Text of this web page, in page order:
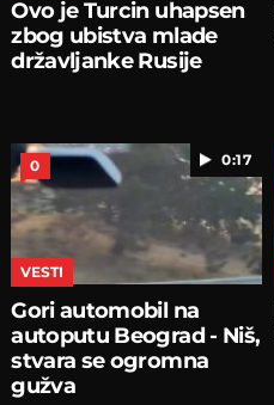
Ovo je Turcin uhapsen
zbog ubistva mlade
državljanke Rusije
0:17
0
VESTI
Gori automobil na
autoputu Beograd - Niš,
stvara se ogromna
gužva